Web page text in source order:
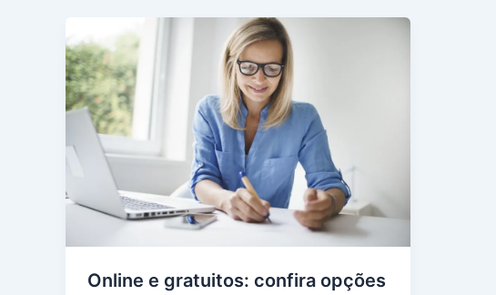
Online e gratuitos: confira opções